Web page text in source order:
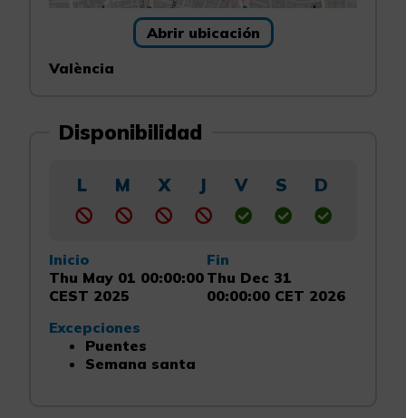
Abrir ubicación
València
Disponibilidad
L M X J V S D
Inicio
Thu May 01 00:00:00
CEST 2025
Fin
Thu Dec 31
00:00:00 CET 2026
Excepciones
Puentes
Semana santa